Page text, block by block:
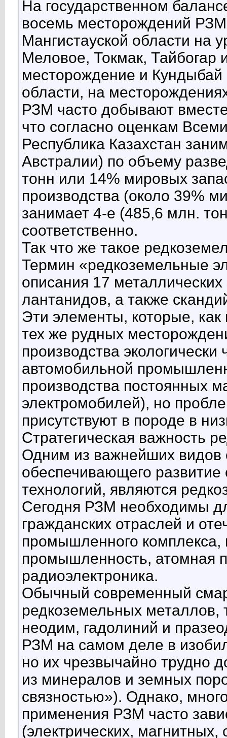
На государственном
восемь месторождений
Мангистауской области на
Меловое, Токмак, Тайбогар
месторождение и Кундыбай
области, на
РЗМ часто добывают
что согласно оценкам
Республика Казахстан
Австралии) по объему
тонн или 14% мировых
производства (около 39%
занимает 4-е (485,6 млн.
соответственно.
Так что же такое
Термин «редкоземельные
описания 17
лантанидов, а также
Эти элементы, которые,
тех же рудных
производства
автомобильной
производства постоянных
электромобилей), но
присутствуют в породе в
Стратегическая важность
Одним из важнейших видов
обеспечивающего
технологий, являются
Сегодня РЗМ необходимы
гражданских отраслей и
промышленного комплекса,
промышленность, атомная
радиоэлектроника.
Обычный современный
редкоземельных металлов,
неодим, гадолиний и
РЗМ на самом деле в
но их чрезвычайно трудно
из минералов и земных
связностью»). Однако,
применения РЗМ часто
(электрических, магнитных,